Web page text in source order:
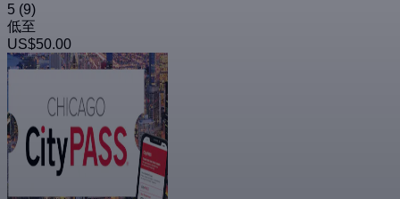
5 (9)
低至
US$50.00